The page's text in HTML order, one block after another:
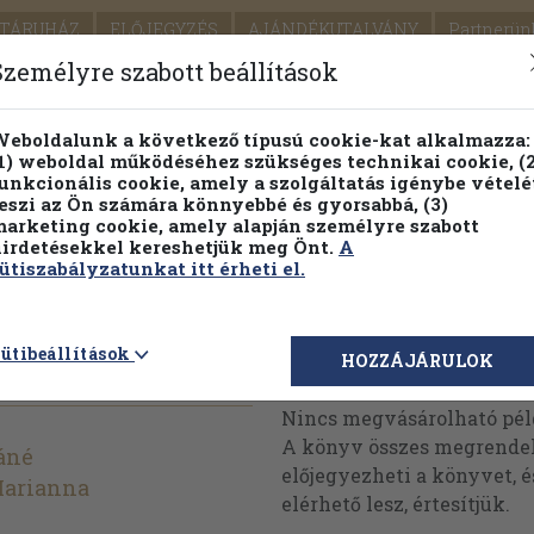
ELŐJEGYZÉS AJÁNDÉKUTALVÁNY
SEGÍTSÉG
PILLANATNYI ÁRAINK FENNTARTHATÓ
Részletes kereső Témaköri fa
teljes) Megvásárolható
Nincs megvásárolható
A könyv összes
előjegyezheti a könyvet,
elérhető lesz, értesítjük.
szabott beállítások
a következő típusú cookie-kat alkalmazza:
weboldal működéséhez szükséges technikai cookie,
cookie, amely a szolgáltatás igénybe
az Ön számára könnyebbé és gyorsabbá, (3)
cookie, amely alapján személyre szabott
kereshetjük meg Önt. A
itt érheti el.
HOZZÁJÁRULOK